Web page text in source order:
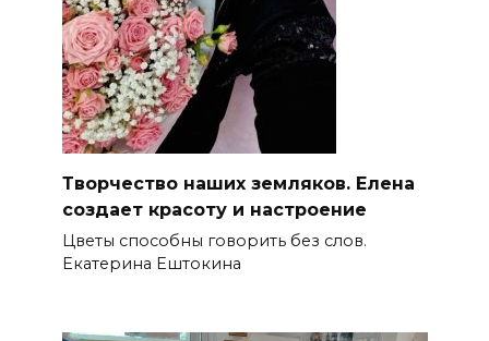
Творчество наших земляков. Елена
создает красоту и настроение
Цветы способны говорить без слов.
Екатерина Ештокина